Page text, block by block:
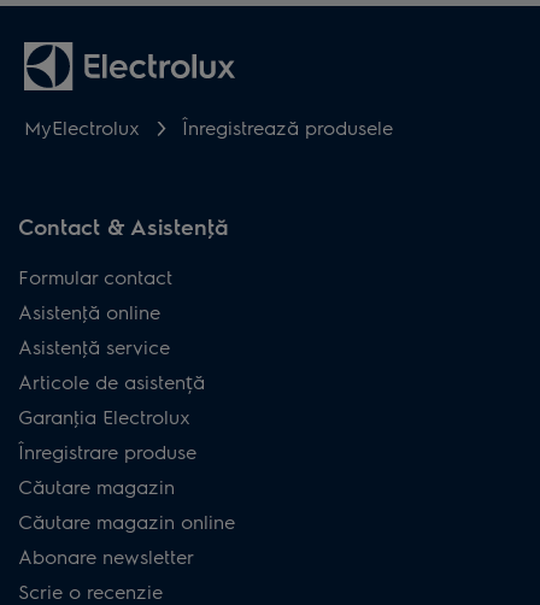
MyElectrolux Înregistrează produsele
Contact & Asistenţă
Formular contact
Asistenţă online
Asistenţă service
Articole de asistență
Garanţia Electrolux
Înregistrare produse
Căutare magazin
Căutare magazin online
Abonare newsletter
Scrie o recenzie